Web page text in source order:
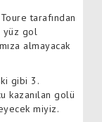
tarafından
yüz gol
almayacak
gibi 3.
kazanılan golü
miyiz.